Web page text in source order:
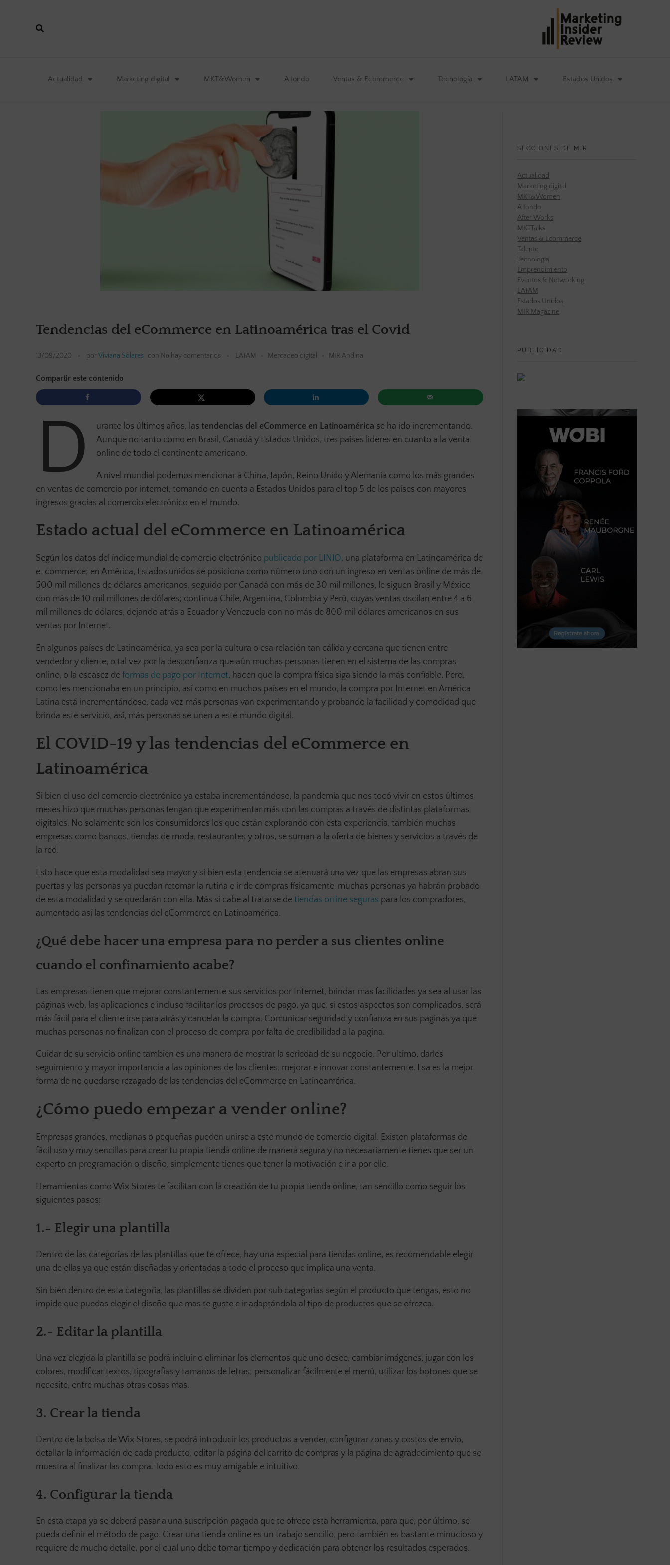
Actualidad Marketing digital MKT&Women A fondo Ventas & Ecommerce Tecnología LATAM Estados Unidos
Tendencias del eCommerce en Latinoamérica tras el Covid
13/09/2020 por Viviana Solares con No hay comentarios LATAM Mercadeo digital MIR Andina
Compartir este contenido
D urante los últimos años, las tendencias del eCommerce en Latinoamérica se ha ido incrementando.
Aunque no tanto como en Brasil, Canadá y Estados Unidos, tres países lideres en cuanto a la venta
online de todo el continente americano.
A nivel mundial podemos mencionar a China, Japón, Reino Unido y Alemania como los más grandes
en ventas de comercio por internet, tomando en cuenta a Estados Unidos para el top 5 de los países con mayores
ingresos gracias al comercio electrónico en el mundo.
Estado actual del eCommerce en Latinoamérica
Según los datos del índice mundial de comercio electrónico publicado por LINIO, una plataforma en Latinoamérica de
e-commerce; en América, Estados unidos se posiciona como número uno con un ingreso en ventas online de más de
500 mil millones de dólares americanos, seguido por Canadá con más de 30 mil millones, le siguen Brasil y México
con más de 10 mil millones de dólares; continua Chile, Argentina, Colombia y Perú, cuyas ventas oscilan entre 4 a 6
mil millones de dólares, dejando atrás a Ecuador y Venezuela con no más de 800 mil dólares americanos en sus
ventas por Internet.
En algunos países de Latinoamérica, ya sea por la cultura o esa relación tan cálida y cercana que tienen entre
vendedor y cliente, o tal vez por la desconfianza que aún muchas personas tienen en el sistema de las compras
online, o la escasez de formas de pago por Internet, hacen que la compra física siga siendo la más confiable. Pero,
como les mencionaba en un principio, así como en muchos países en el mundo, la compra por Internet en América
Latina está incrementándose, cada vez más personas van experimentando y probando la facilidad y comodidad que
brinda este servicio, así, más personas se unen a este mundo digital.
El COVID-19 y las tendencias del eCommerce en
Latinoamérica
Si bien el uso del comercio electrónico ya estaba incrementándose, la pandemia que nos tocó vivir en estos últimos
meses hizo que muchas personas tengan que experimentar más con las compras a través de distintas plataformas
digitales. No solamente son los consumidores los que están explorando con esta experiencia, también muchas
empresas como bancos, tiendas de moda, restaurantes y otros, se suman a la oferta de bienes y servicios a través de
la red.
Esto hace que esta modalidad sea mayor y si bien esta tendencia se atenuará una vez que las empresas abran sus
puertas y las personas ya puedan retomar la rutina e ir de compras físicamente, muchas personas ya habrán probado
de esta modalidad y se quedarán con ella. Más si cabe al tratarse de tiendas online seguras para los compradores,
aumentado así las tendencias del eCommerce en Latinoamérica.
¿Qué debe hacer una empresa para no perder a sus clientes online
cuando el confinamiento acabe?
Las empresas tienen que mejorar constantemente sus servicios por Internet, brindar mas facilidades ya sea al usar las
páginas web, las aplicaciones e incluso facilitar los procesos de pago, ya que, si estos aspectos son complicados, será
más fácil para el cliente irse para atrás y cancelar la compra. Comunicar seguridad y confianza en sus paginas ya que
muchas personas no finalizan con el proceso de compra por falta de credibilidad a la pagina.
Cuidar de su servicio online también es una manera de mostrar la seriedad de su negocio. Por ultimo, darles
seguimiento y mayor importancia a las opiniones de los clientes, mejorar e innovar constantemente. Esa es la mejor
forma de no quedarse rezagado de las tendencias del eCommerce en Latinoamérica.
¿Cómo puedo empezar a vender online?
Empresas grandes, medianas o pequeñas pueden unirse a este mundo de comercio digital. Existen plataformas de
fácil uso y muy sencillas para crear tu propia tienda online de manera segura y no necesariamente tienes que ser un
experto en programación o diseño, simplemente tienes que tener la motivación e ir a por ello.
Herramientas como Wix Stores te facilitan con la creación de tu propia tienda online, tan sencillo como seguir los
siguientes pasos:
1.- Elegir una plantilla
Dentro de las categorías de las plantillas que te ofrece, hay una especial para tiendas online, es recomendable elegir
una de ellas ya que están diseñadas y orientadas a todo el proceso que implica una venta.
Sin bien dentro de esta categoría, las plantillas se dividen por sub categorías según el producto que tengas, esto no
impide que puedas elegir el diseño que mas te guste e ir adaptándola al tipo de productos que se ofrezca.
2.- Editar la plantilla
Una vez elegida la plantilla se podrá incluir o eliminar los elementos que uno desee, cambiar imágenes, jugar con los
colores, modificar textos, tipografías y tamaños de letras; personalizar fácilmente el menú, utilizar los botones que se
necesite, entre muchas otras cosas mas.
3. Crear la tienda
Dentro de la bolsa de Wix Stores, se podrá introducir los productos a vender, configurar zonas y costos de envío,
detallar la información de cada producto, editar la página del carrito de compras y la página de agradecimiento que se
muestra al finalizar las compra. Todo esto es muy amigable e intuitivo.
4. Configurar la tienda
En esta etapa ya se deberá pasar a una suscripción pagada que te ofrece esta herramienta, para que, por último, se
pueda definir el método de pago. Crear una tienda online es un trabajo sencillo, pero también es bastante minucioso y
requiere de mucho detalle, por el cual uno debe tomar tiempo y dedicación para obtener los resultados esperados.
SECCIONES DE MIR
Actualidad
Marketing digital
MKT&Women
A fondo
After Works
MKTTalks
Ventas & Ecommerce
Talento
Tecnología
Emprendimiento
Eventos & Networking
LATAM
Estados Unidos
MIR Magazine
PUBLICIDAD